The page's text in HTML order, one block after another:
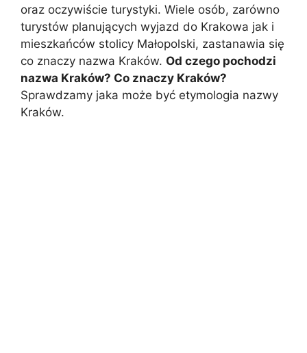
oraz oczywiście turystyki. Wiele osób, zarówno
turystów planujących wyjazd do Krakowa jak i
mieszkańców stolicy Małopolski, zastanawia się
co znaczy nazwa Kraków. Od czego pochodzi
nazwa Kraków? Co znaczy Kraków?
Sprawdzamy jaka może być etymologia nazwy
Kraków.